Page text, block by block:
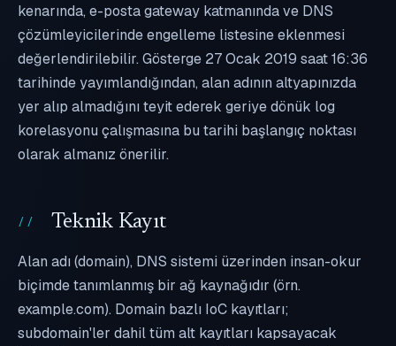
kenarında, e-posta gateway katmanında ve DNS
çözümleyicilerinde engelleme listesine eklenmesi
değerlendirilebilir. Gösterge 27 Ocak 2019 saat 16:36
tarihinde yayımlandığından, alan adının altyapınızda
yer alıp almadığını teyit ederek geriye dönük log
korelasyonu çalışmasına bu tarihi başlangıç noktası
olarak almanız önerilir.
Teknik Kayıt
Alan adı (domain), DNS sistemi üzerinden insan-okur
biçimde tanımlanmış bir ağ kaynağıdır (örn.
example.com). Domain bazlı IoC kayıtları;
subdomain'ler dahil tüm alt kayıtları kapsayacak